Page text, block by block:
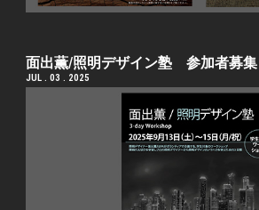
⾯出薫/照明デザイン塾 参加者募集
JUL . 03 . 2025